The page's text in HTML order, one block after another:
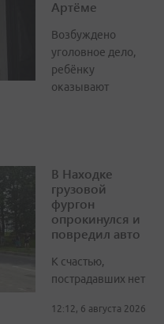
Артёме
Возбуждено
уголовное дело,
ребёнку
оказывают
В Находке
грузовой
фургон
опрокинулся и
повредил авто
К счастью,
пострадавших нет
12:12, 6 августа 2026